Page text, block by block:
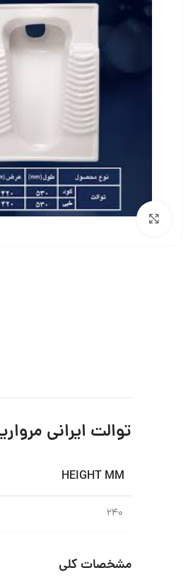
بزرگنمایی تصویر
توالت ایرانی
HEIGHT MM
۲۴۰
مشخصات کلی